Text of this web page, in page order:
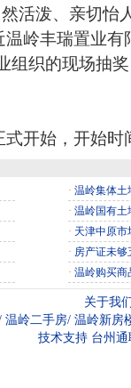
活泼、亲切怡
岭丰瑞置业
组织的现场抽
开始，开始
· 温岭集体土
· 温岭国有土
· 天津中原
· 房产证未够
· 温岭购买商
关于我
温岭二手房/ 温岭新房
技术支持 台州